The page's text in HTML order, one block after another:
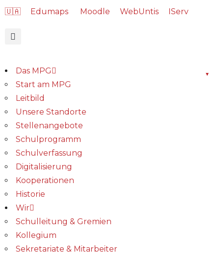
🇺🇦 Edumaps Moodle WebUntis IServ
Das MPG
Start am MPG
Leitbild
Unsere Standorte
Stellenangebote
Schulprogramm
Schulverfassung
Digitalisierung
Kooperationen
Historie
Wir
Schulleitung & Gremien
Kollegium
Sekretariate & Mitarbeiter